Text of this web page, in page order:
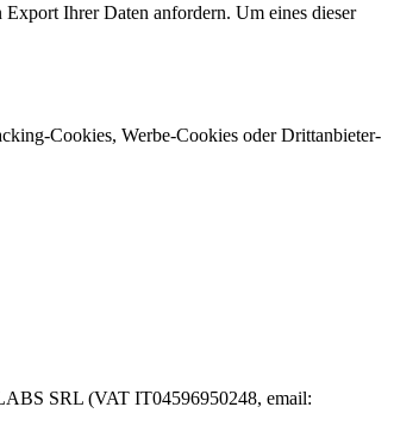
Export Ihrer Daten anfordern. Um eines dieser
Cookies, Werbe-Cookies oder Drittanbieter-
SRL (VAT IT04596950248, email: